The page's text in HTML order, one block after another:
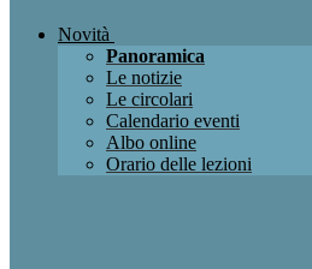
Novità
Panoramica
Le notizie
Le circolari
Calendario eventi
Albo online
Orario delle lezioni